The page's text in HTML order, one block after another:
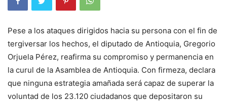
Pese a los ataques dirigidos hacia su persona con el fin de
tergiversar los hechos, el diputado de Antioquia, Gregorio
Orjuela Pérez, reafirma su compromiso y permanencia en
la curul de la Asamblea de Antioquia. Con firmeza, declara
que ninguna estrategia amañada será capaz de superar la
voluntad de los 23.120 ciudadanos que depositaron su